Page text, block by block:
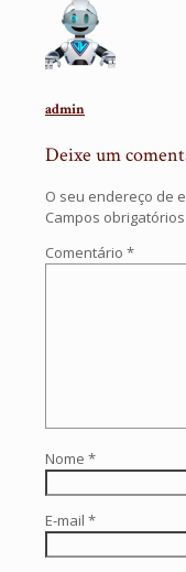
admin
Deixe um
O seu endereço de
Campos
Comentário *
Nome *
E-mail *